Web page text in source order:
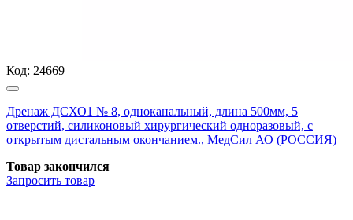
Код: 24669
Дренаж ДСХО1 № 8, одноканальный, длина 500мм, 5
отверстий, силиконовый хирургический одноразовый, с
открытым дистальным окончанием., МедСил АО (РОССИЯ)
Товар закончился
Запросить товар